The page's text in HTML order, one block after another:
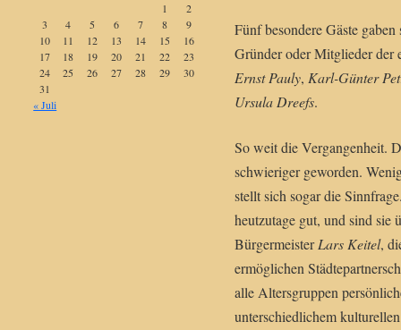
Fünf besondere Gäste
Gründer oder Mitglieder der
Ernst Pauly, Karl-Günter
Ursula Dreefs.
So weit die Vergangenheit.
schwieriger geworden.
stellt sich sogar die
heutzutage gut, und sind sie
BürgermeisterLars Keitel,
ermöglichen
alle Altersgruppen
unterschiedlichem
1
2
3
4 5 6 7 8
9
10
11 12 13 14 15
16
17
18 19 20 21 22
23
24
25 26 27 28 29
30
31
« Juli